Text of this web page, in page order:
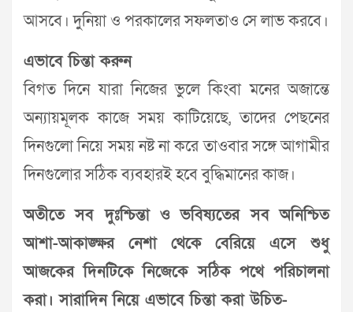
আসবে। দুনিয়া ও পরকালের সফলতাও সে লাভ করবে।
এভাবে চিন্তা করুন
বিগত দিনে যারা নিজের ভুলে কিংবা মনের অজান্তে
অন্যায়মূলক কাজে সময় কাটিয়েছে, তাদের পেছনের
দিনগুলো নিয়ে সময় নষ্ট না করে তাওবার সঙ্গে আগামীর
দিনগুলোর সঠিক ব্যবহারই হবে বুদ্ধিমানের কাজ।
অতীতে সব দুঃশ্চিন্তা ও ভবিষ্যতের সব অনিশ্চিত
আশা-আকাঙ্ক্ষর নেশা থেকে বেরিয়ে এসে শুধু
আজকের দিনটিকে নিজেকে সঠিক পথে পরিচালনা
করা। সারাদিন নিয়ে এভাবে চিন্তা করা উচিত-